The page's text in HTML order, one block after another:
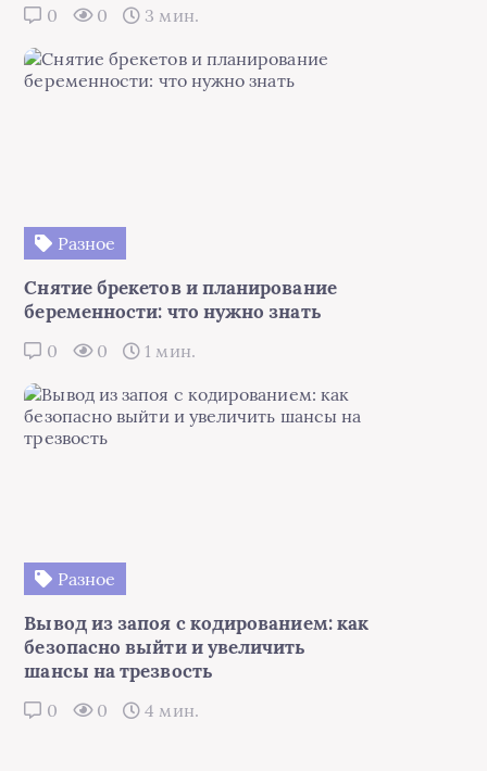
0 0 3 мин.
Разное
Снятие брекетов и планирование
беременности: что нужно знать
0 0 1 мин.
Разное
Вывод из запоя с кодированием: как
безопасно выйти и увеличить
шансы на трезвость
0 0 4 мин.